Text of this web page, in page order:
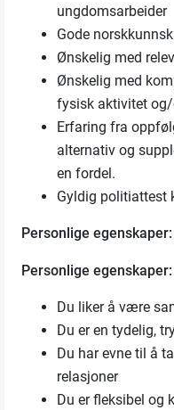
ungdomsarbeider
Gode
Ønskelig med
Ønskelig med
fysisk aktivitet
Erfaring fra
alternativ og
en fordel.
Gyldig politiattest
Personlige egenskaper:
Personlige egenskaper:
Du liker å være
Du er en tydelig,
Du har evne til å
relasjoner
Du er fleksibel og